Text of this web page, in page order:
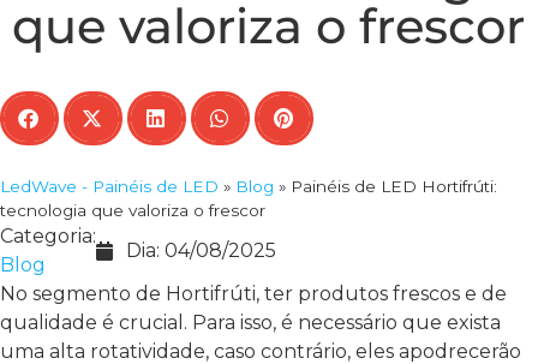
que valoriza o frescor
LedWave - Painéis de LED » Blog » Painéis de LED Hortifrúti:
tecnologia que valoriza o frescor
Categoria:
Blog
Dia: 04/08/2025
No segmento de Hortifrúti, ter produtos frescos e de
qualidade é crucial. Para isso, é necessário que exista
uma alta rotatividade, caso contrário, eles apodrecerão